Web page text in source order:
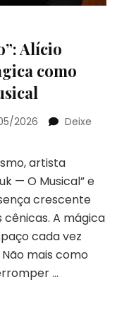
Alício
como
2026
Deixe
artista
— O Musical” e
crescente
A mágica
cada vez
mais como
…